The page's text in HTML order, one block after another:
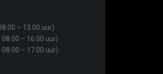
– 13.00 uur)
– 16.00 uur)
– 17.00 uur)